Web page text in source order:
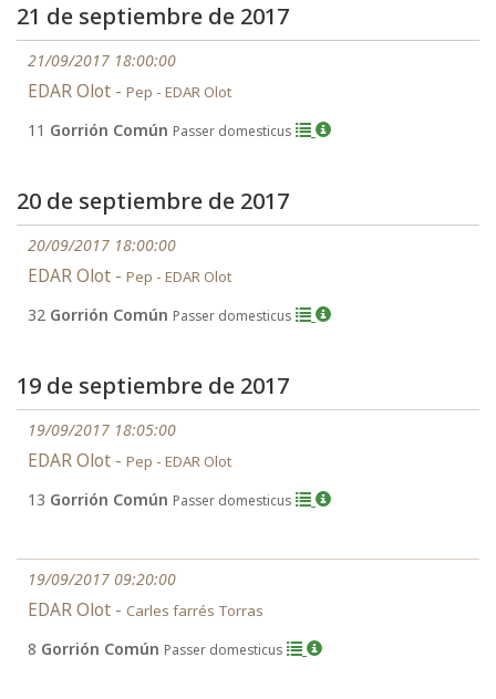
21 de septiembre de 2017
21/09/2017 18:00:00
EDAR Olot - Pep - EDAR Olot
11 Gorrión Común Passer domesticus
20 de septiembre de 2017
20/09/2017 18:00:00
EDAR Olot - Pep - EDAR Olot
32 Gorrión Común Passer domesticus
19 de septiembre de 2017
19/09/2017 18:05:00
EDAR Olot - Pep - EDAR Olot
13 Gorrión Común Passer domesticus
19/09/2017 09:20:00
EDAR Olot - Carles farrés Torras
8 Gorrión Común Passer domesticus